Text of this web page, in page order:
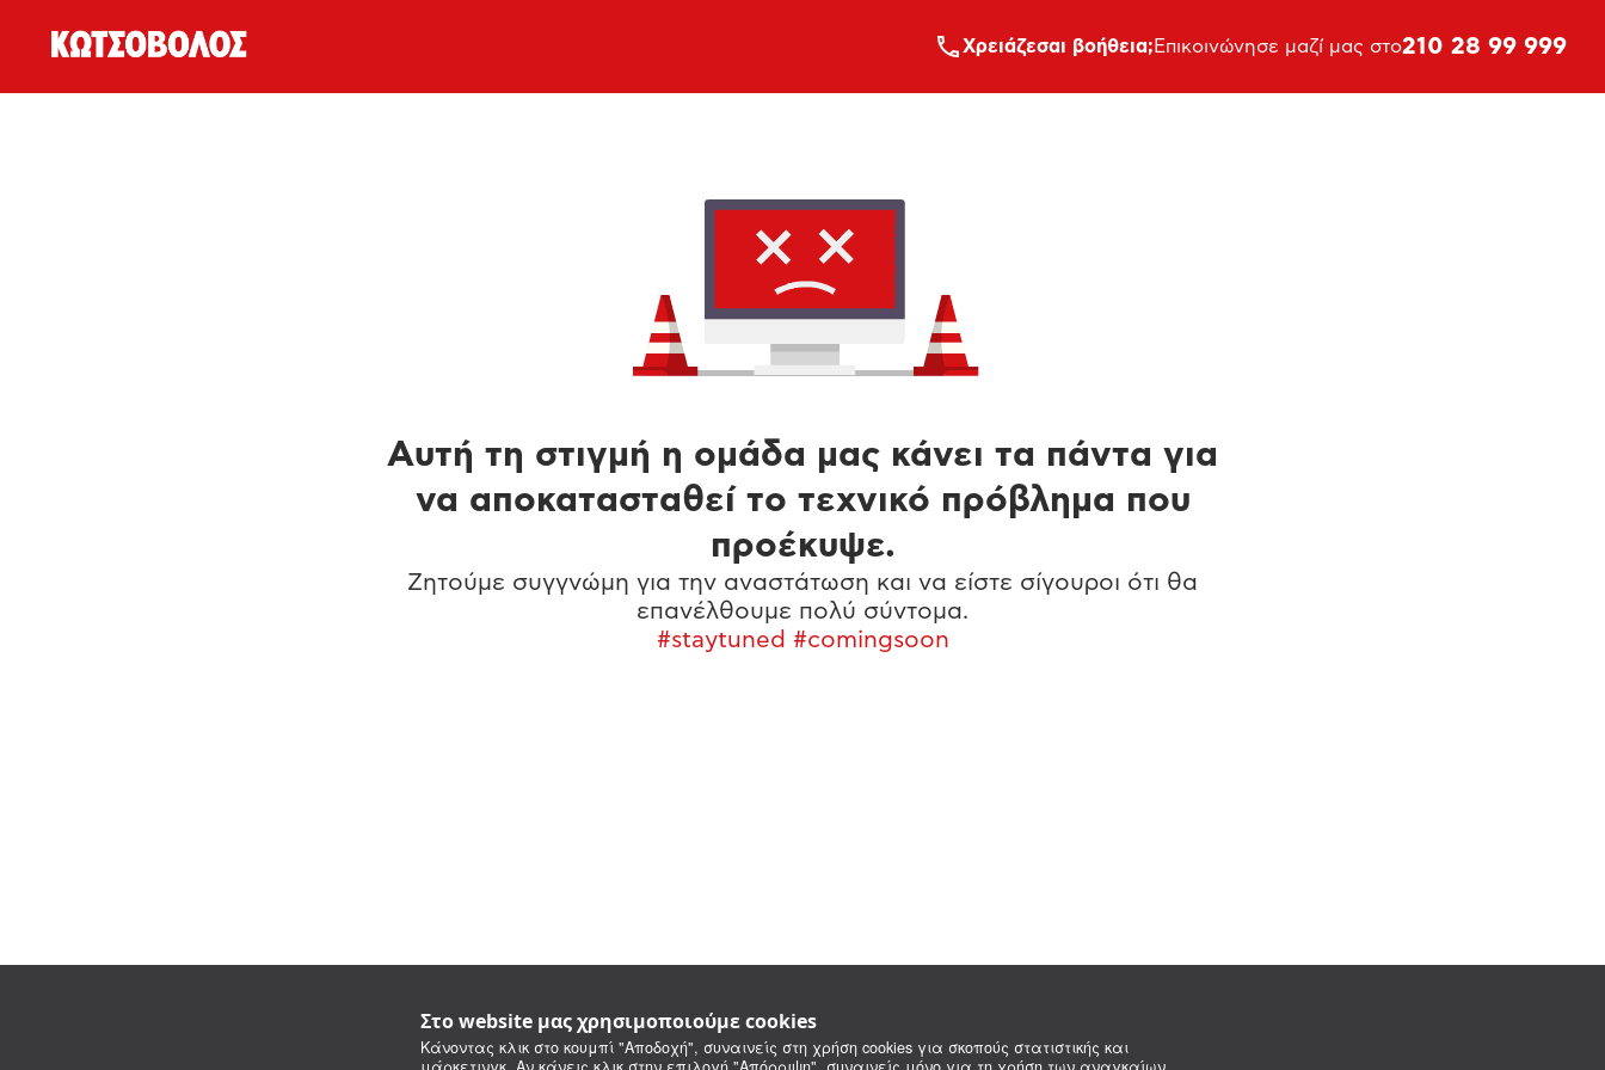
Στο website μας χρησιμοποιούμε cookies
Κάνοντας κλικ στο κουμπί "Αποδοχή", συναινείς στη χρήση cookies για σκοπούς στατιστικής και
Xρειάζεσαι βοήθεια; Επικοινώνησε μαζί μας στο210 28 99 999
Αυτή τη στιγμή η ομάδα μας κάνει τα πάντα για
να αποκατασταθεί το τεχνικό πρόβλημα που
προέκυψε.
Ζητούμε συγγνώμη για την αναστάτωση και να είστε σίγουροι ότι θα
επανέλθουμε πολύ σύντομα.
#staytuned #comingsoon